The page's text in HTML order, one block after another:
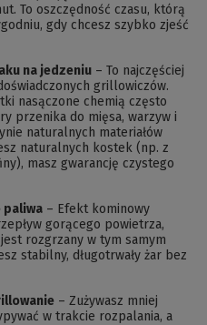
To oszczędność czasu, którą
gdy chcesz szybko zjeść
na jedzeniu – To najczęściej
grillowiczów.
nasączone chemią często
przenika do mięsa, warzyw i
naturalnych materiałów
naturalnych kostek (np. z
masz gwarancję czystego
paliwa – Efekt kominowy
gorącego powietrza,
rozgrzany w tym samym
stabilny, długotrwały żar bez
– Zużywasz mniej
w trakcie rozpalania, a